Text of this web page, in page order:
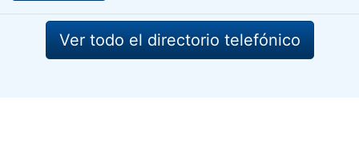
Ver todo el directorio telefónico